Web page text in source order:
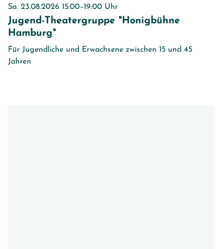
So. 23.08.2026 15:00–19:00 Uhr
Jugend-Theatergruppe "Honigbühne
Hamburg"
Für Jugendliche und Erwachsene zwischen 15 und 45
Jahren